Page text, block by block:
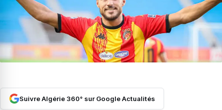
Suivre Algérie 360° sur Google Actualités